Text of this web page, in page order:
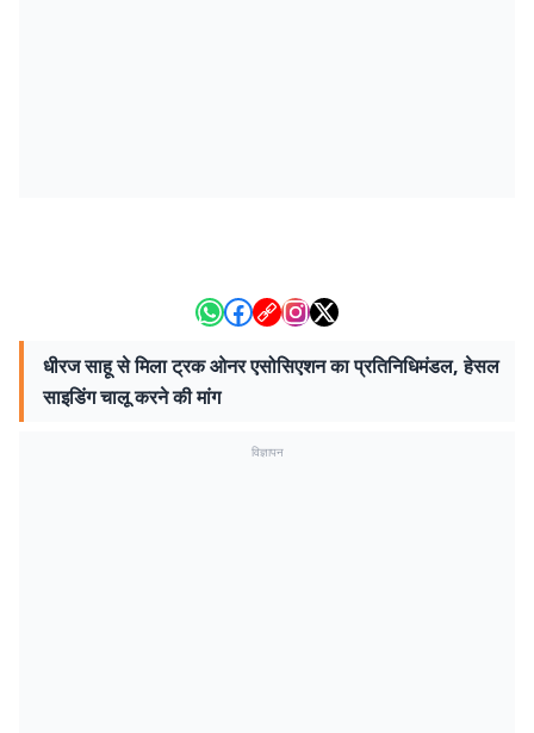
धीरज साहू से मिला ट्रक ओनर एसोसिएशन का प्रतिनिधिमंडल, हेसल
साइडिंग चालू करने की मांग
विज्ञापन